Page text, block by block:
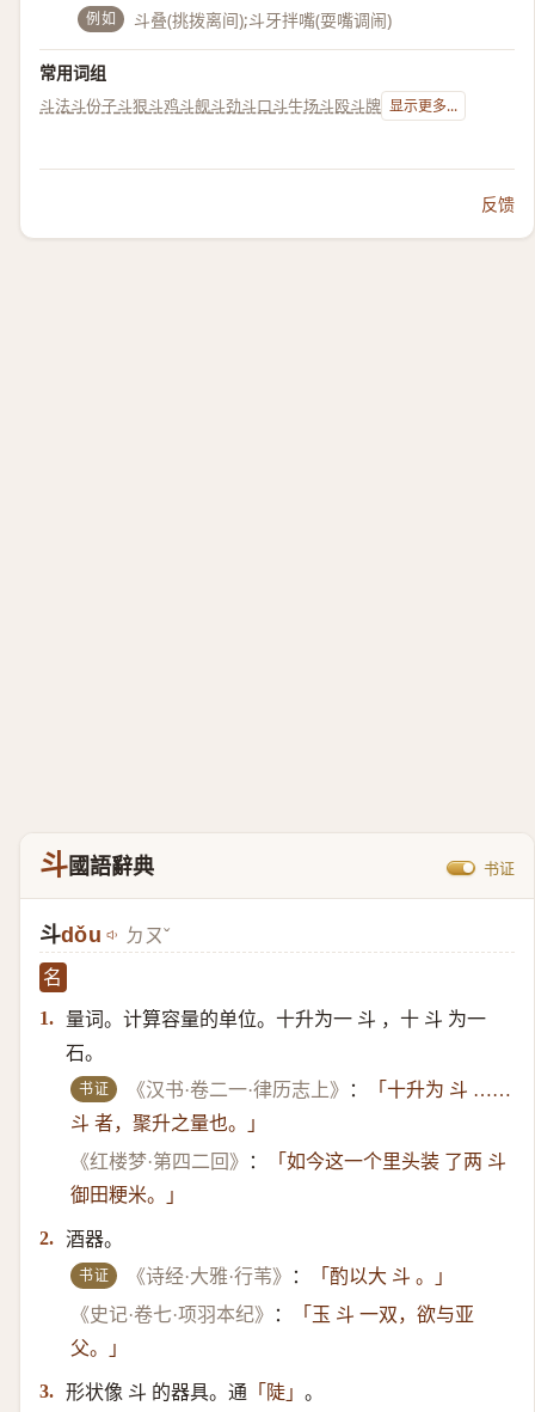
例如 斗叠(挑拨离间);斗牙拌嘴(耍嘴调闹)
常用词组
斗法斗份子斗狠斗鸡斗舰斗劲斗口斗牛场斗殴斗牌 显示更多...
反馈
斗國語辭典 书证
斗dǒu ㄉㄡˇ
名
1.
量词。计算容量的单位。十升为一 斗 ，十 斗 为一
石。
书证 《汉书·卷二一·律历志上》 ：
「十升为 斗 ……
斗 者，聚升之量也。」
《红楼梦·第四二回》
：
「如今这一个里头装 了两 斗
御田粳米。」
2. 酒器。
书证 《诗经·大雅·行苇》 ：
「酌以大 斗 。」
《史记·卷七·项羽本纪》
：
「玉 斗 一双，欲与亚
父。」
3. 形状像 斗 的器具。通 「陡」 。